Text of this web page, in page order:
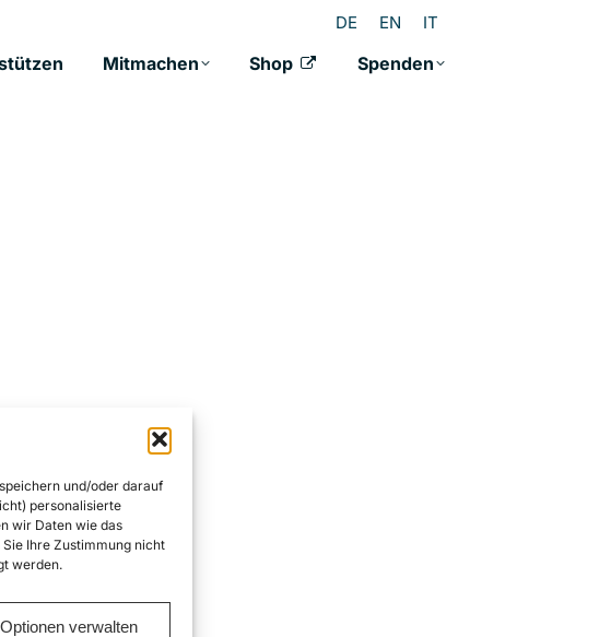
und/oder darauf
personalisierte
wir Daten wie das
Ihre Zustimmung nicht
werden.
Optionen verwalten
DE EN IT
Mitmachen Shop Spenden